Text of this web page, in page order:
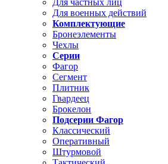
Для частных лиц
Для военных действий
Комплектующие
Бронеэлементы
Чехлы
Серии
Фагор
Сегмент
Плитник
Гвардеец
Брокелон
Подсерии Фагор
Классический
Оперативный
Штурмовой